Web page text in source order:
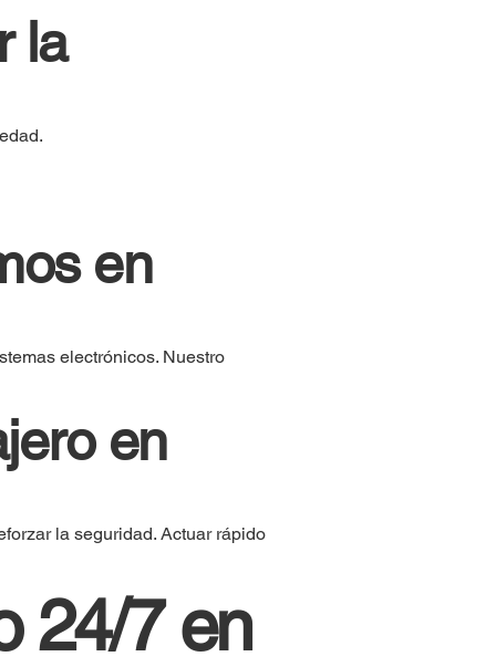
la
en
electrónicos. Nuestro
en
la seguridad. Actuar rápido
24/7 en